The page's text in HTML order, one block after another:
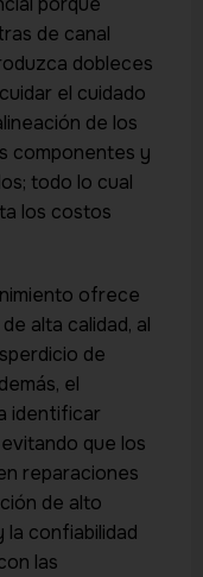
de canal
dobleces
el cuidado
de los
componentes y
todo lo cual
los costos
ofrece
alta calidad, al
de
el
identificar
que los
reparaciones
de alto
la confiabilidad
las